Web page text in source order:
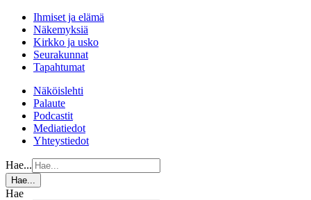
Ihmiset ja elämä
Näkemyksiä
Kirkko ja usko
Seurakunnat
Tapahtumat
Näköislehti
Palaute
Podcastit
Mediatiedot
Yhteystiedot
Hae...
Hae...
Hae